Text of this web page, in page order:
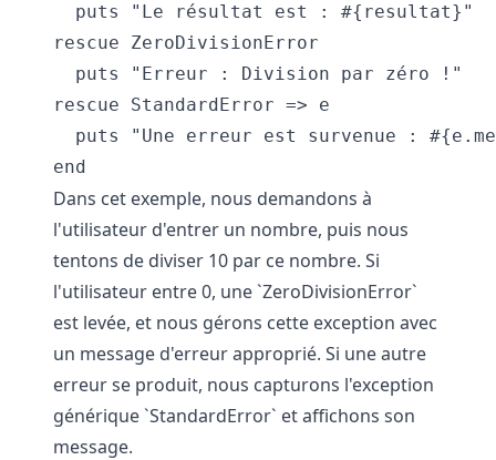
  puts "Le résultat est : #{resultat}"
rescue ZeroDivisionError
  puts "Erreur : Division par zéro !"
rescue StandardError => e
puts "Une erreur est survenue :
Dans cet exemple, nous demandons à
l'utilisateur d'entrer un nombre, puis nous
tentons de diviser 10 par ce nombre. Si
l'utilisateur entre 0, une `ZeroDivisionError`
est levée, et nous gérons cette exception avec
un message d'erreur approprié. Si une autre
erreur se produit, nous capturons l'exception
générique `StandardError` et affichons son
message.